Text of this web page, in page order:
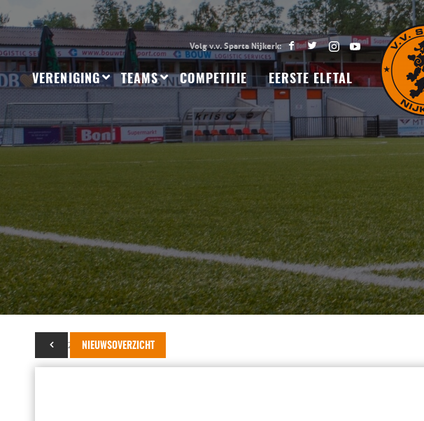
VERENIGING TEAMS COMPETITIE EERSTE ELFTAL
NIEUWSOVERZICHT
25 mei 2023